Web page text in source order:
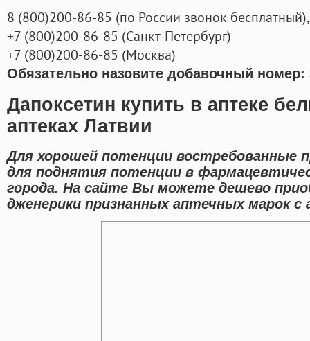
8 (800)200-86-85 (по России звонок бесплатный),
+7 (800)200-86-85 (Санкт-Петербург)
+7 (800)200-86-85 (Москва)
Обязательно назовите добавочный номер:
Дапоксетин купить в аптеке
аптеках Латвии
Для хорошей потенции востребованные
для поднятия потенции в
города. На сайте Вы можете дешево
дженерики признанных аптечных марок с